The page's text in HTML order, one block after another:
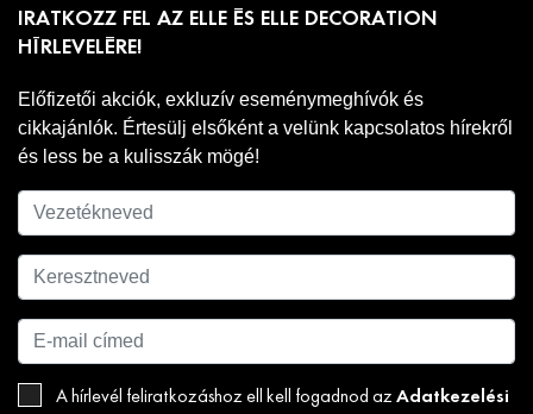
IRATKOZZ FEL AZ ELLE ÉS ELLE DECORATION
HÍRLEVELÉRE!
Előfizetői akciók, exkluzív eseménymeghívók és
cikkajánlók. Értesülj elsőként a velünk kapcsolatos hírekről
és less be a kulisszák mögé!
A hírlevél feliratkozáshoz ell kell fogadnod az Adatkezelési